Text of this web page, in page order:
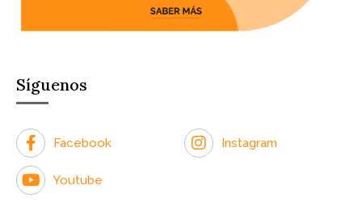
Síguenos
Facebook Instagram
Youtube